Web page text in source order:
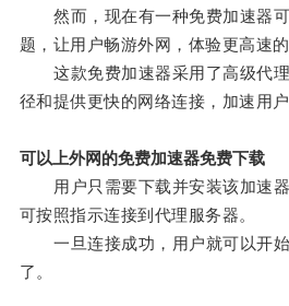
然而，现在有一种免费加速器可
题，让用户畅游外网，体验更高速的
这款免费加速器采用了高级代理
径和提供更快的网络连接，加速用
可以上外网的免费加速器免费下载
用户只需要下载并安装该加速器
可按照指示连接到代理服务器。
一旦连接成功，用户就可以开始
了。